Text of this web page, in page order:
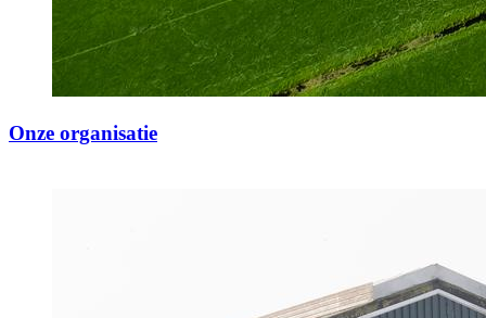
Onze organisatie